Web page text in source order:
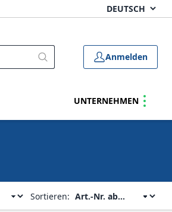
Anmelden
UNTERNEHMEN
Sortieren: